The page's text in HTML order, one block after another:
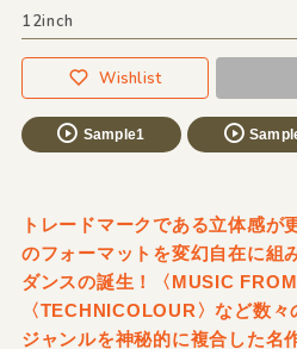
12inch
Wishlist
Sample1
トレードマークである立体感が
のフォーマットを変幻自在に組
ダンスの誕生！〈MUSIC
〈TECHNICOLOUR〉など数
ジャンルを神秘的に複合した名